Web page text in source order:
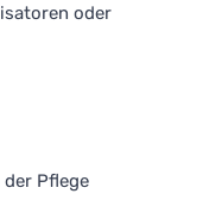
oder
Pflege